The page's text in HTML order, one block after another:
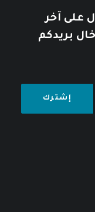
على آخر
بريدكم